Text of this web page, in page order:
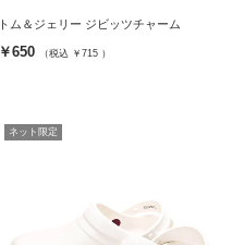
トム＆ジェリー ジビッツチャーム
￥650 （税込 ￥715 ）
ネット限定